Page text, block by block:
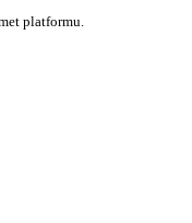
platformu.